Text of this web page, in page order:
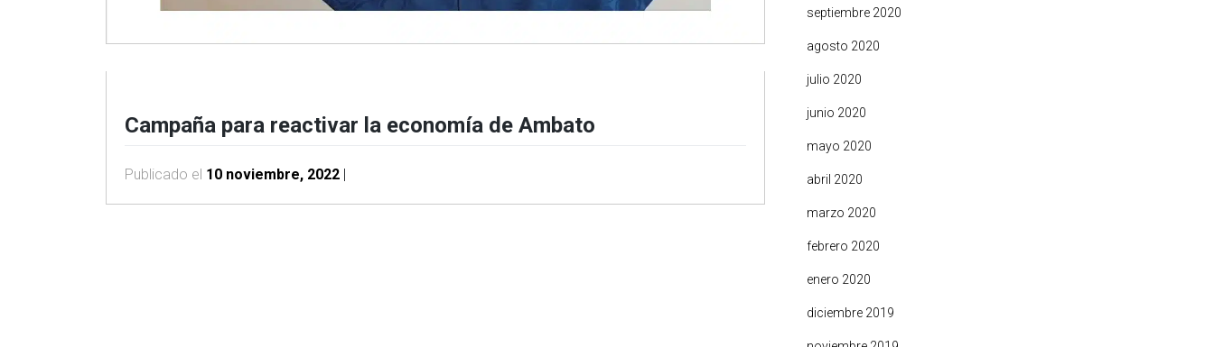
Campaña para reactivar la economía de Ambato
Publicado el 10 noviembre, 2022 |
septiembre 2020
agosto 2020
julio 2020
junio 2020
mayo 2020
abril 2020
marzo 2020
febrero 2020
enero 2020
diciembre 2019